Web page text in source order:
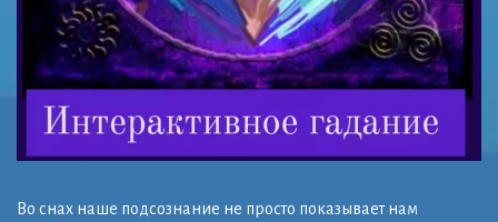
Во снах наше подсознание не просто показывает нам